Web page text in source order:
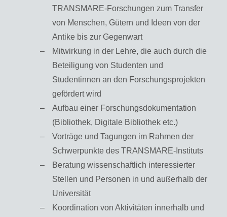
TRANSMARE-Forschungen zum Transfer
von Menschen, Gütern und Ideen von der
Antike bis zur Gegenwart
Mitwirkung in der Lehre, die auch durch die
Beteiligung von Studenten und
Studentinnen an den Forschungsprojekten
gefördert wird
Aufbau einer Forschungsdokumentation
(Bibliothek, Digitale Bibliothek etc.)
Vorträge und Tagungen im Rahmen der
Schwerpunkte des TRANSMARE-Instituts
Beratung wissenschaftlich interessierter
Stellen und Personen in und außerhalb der
Universität
Koordination von Aktivitäten innerhalb und